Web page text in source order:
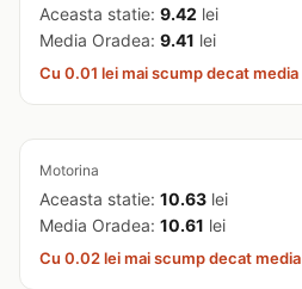
Aceasta statie: 9.42 lei
Media Oradea: 9.41 lei
Cu 0.01 lei mai scump decat media
Motorina
Aceasta statie: 10.63 lei
Media Oradea: 10.61 lei
Cu 0.02 lei mai scump decat media